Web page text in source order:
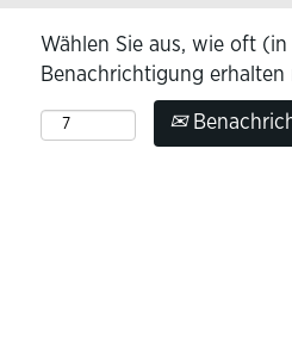
Wählen Sie aus, wie oft (in
Benachrichtigung erhalten